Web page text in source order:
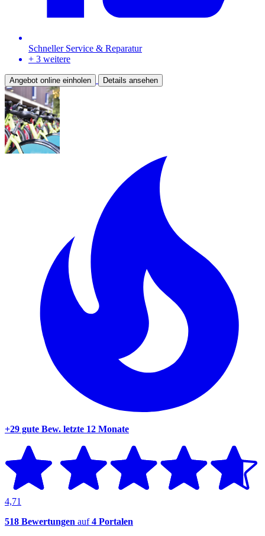
Schneller Service & Reparatur
+ 3 weitere
Angebot online einholen Details ansehen
+29 gute Bew. letzte 12 Monate
4,71
518 Bewertungen auf4 Portalen